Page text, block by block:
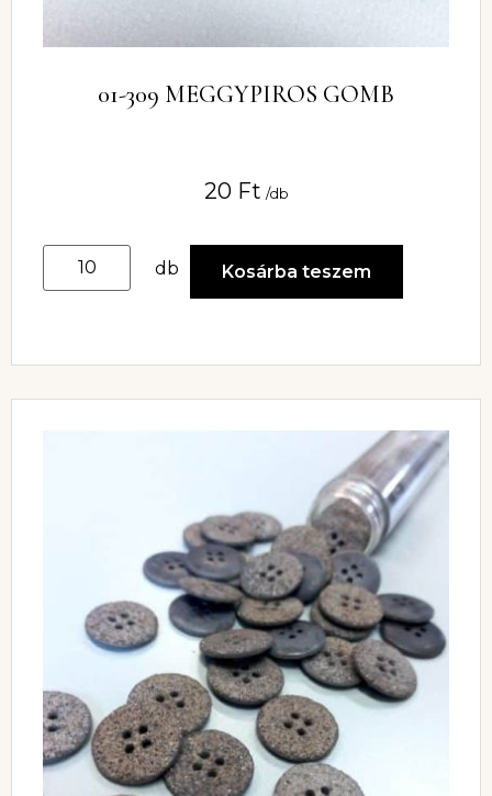
01-309 MEGGYPIROS GOMB
20 Ft /db
db Kosárba teszem